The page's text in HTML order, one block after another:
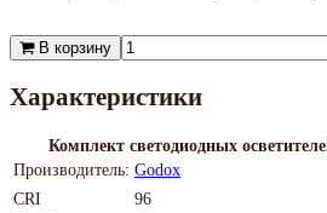
В корзину
Характеристики
Комплект светодиодных
Производитель: Godox
CRI
96